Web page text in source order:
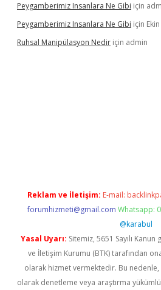
Peygamberimiz Insanlara Ne Gibi için
Peygamberimiz Insanlara Ne Gibi için Ekin
Ruhsal Manipülasyon Nedir için admin
Reklam ve İletişim: E-mail:
forumhizmeti@gmail.com Whatsapp:
@karabul
Yasal Uyarı: Sitemiz, 5651 Sayılı
ve İletişim Kurumu (BTK) tarafından
olarak hizmet vermektedir. Bu
olarak denetleme veya araştırma